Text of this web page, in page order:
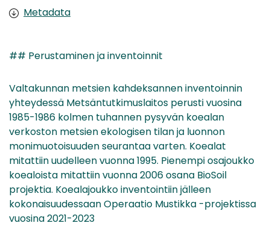
Metadata
## Perustaminen ja inventoinnit
Valtakunnan metsien kahdeksannen inventoinnin
yhteydessä Metsäntutkimuslaitos perusti vuosina
1985-1986 kolmen tuhannen pysyvän koealan
verkoston metsien ekologisen tilan ja luonnon
monimuotoisuuden seurantaa varten. Koealat
mitattiin uudelleen vuonna 1995. Pienempi osajoukko
koealoista mitattiin vuonna 2006 osana BioSoil
projektia. Koealajoukko inventointiin jälleen
kokonaisuudessaan Operaatio Mustikka -projektissa
vuosina 2021-2023